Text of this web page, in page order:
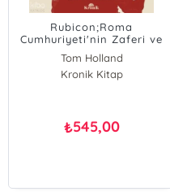
Rubicon;Roma
Cumhuriyeti'nin Zaferi ve
Trajedisi
Tom Holland
Kronik Kitap
₺545,00